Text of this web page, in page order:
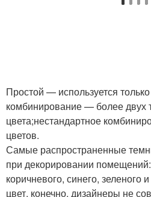
Простой — используется
комбинирование — более двух
цвета;нестандартное
цветов.
Самые распространенные
при декорировании
коричневого, синего, зеленого
цвет, конечно, дизайнеры не